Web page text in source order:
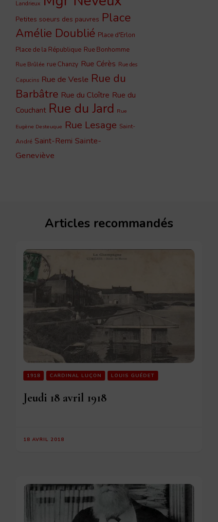
Landrieux
Petites soeurs des pauvres Place
Amélie Doublié Place d'Erlon
Place de la République Rue Bonhomme
Rue Brûlée rue Chanzy Rue Cérès Rue des
Capucins Rue de Vesle Rue du
Barbâtre Rue du Cloître Rue du
Couchant Rue du Jard Rue
Eugène Desteuque Rue Lesage Saint-
André Saint-Remi Sainte-
Geneviève
Articles recommandés
1918 CARDINAL LUÇON LOUIS GUÉDET
Jeudi 18 avril 1918
18 AVRIL 2018